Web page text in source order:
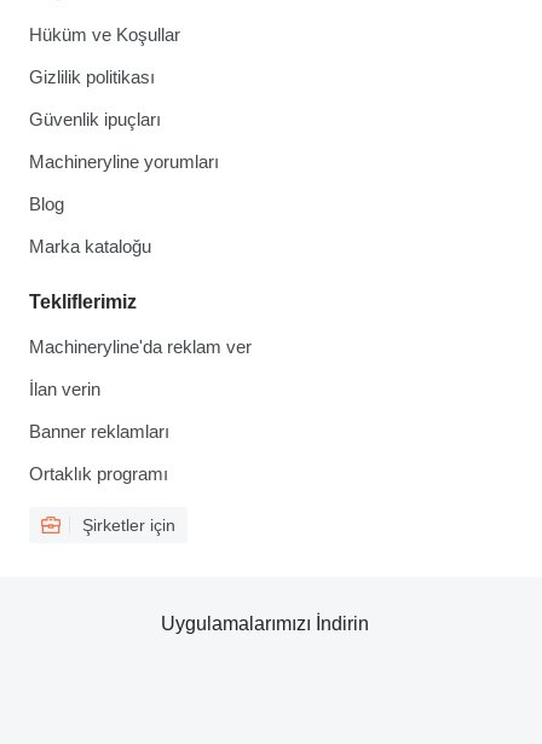
Hüküm ve Koşullar
Gizlilik politikası
Güvenlik ipuçları
Machineryline yorumları
Blog
Marka kataloğu
Tekliflerimiz
Machineryline'da reklam ver
İlan verin
Banner reklamları
Ortaklık programı
Şirketler için
Uygulamalarımızı İndirin